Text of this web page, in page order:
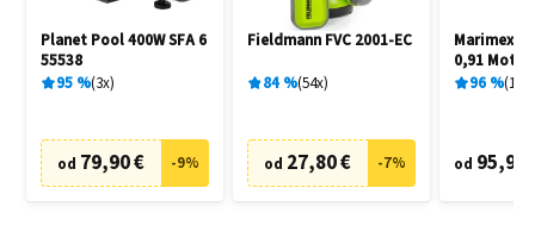
Planet Pool 400W SFA 6
55538
95% 3x
od 79,90 € -9%
Fieldmann FVC 2001-EC
84% 54x
od 27,80 € -7%
Marimex
0,91 Motív
10340245
96% 15
od 95,90